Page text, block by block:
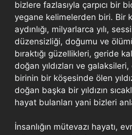
bizlere fazlasıyla çarpıcı bir
yegane kelimelerden biri. Bir
aydınlığı, milyarlarca yılı,
düzensizliği, doğumu ve
bıraktığı güzellikleri, geride
doğan yıldızları ve
birinin bir köşesinde ölen
doğan başka bir yıldızın
hayat bulanları yani bizleri
İnsanlığın mütevazı hayatı,